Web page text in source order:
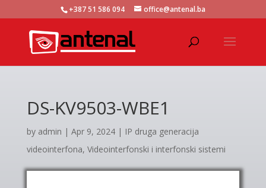
+387 51 586 094 office@antenal.ba
DS-KV9503-WBE1
by admin | Apr 9, 2024| IP druga generacija
videointerfona, Videointerfonski i interfonski sistemi